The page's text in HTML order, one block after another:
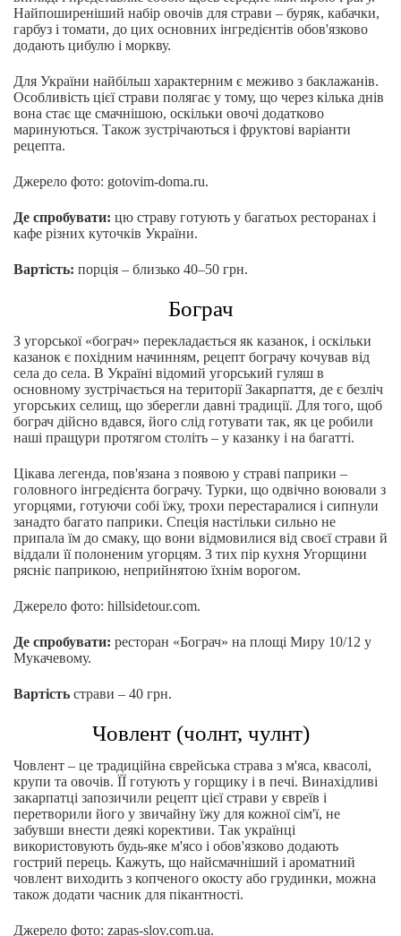
Найпоширеніший набір овочів для страви – буряк, кабачки,
гарбуз і томати, до цих основних інгредієнтів обов'язково
додають цибулю і моркву.
Для України найбільш характерним є меживо з баклажанів.
Особливість цієї страви полягає у тому, що через кілька днів
вона стає ще смачнішою, оскільки овочі додатково
маринуються. Також зустрічаються і фруктові варіанти
рецепта.
Джерело фото: gotovim-doma.ru.
Де спробувати: цю страву готують у багатьох ресторанах і
кафе різних куточків України.
Вартість: порція – близько 40–50 грн.
Бограч
З угорської «бограч» перекладається як казанок, і оскільки
казанок є похідним начинням, рецепт бограчу кочував від
села до села. В Україні відомий угорський гуляш в
основному зустрічається на території Закарпаття, де є безліч
угорських селищ, що зберегли давні традиції. Для того, щоб
бограч дійсно вдався, його слід готувати так, як це робили
наші пращури протягом століть – у казанку і на багатті.
Цікава легенда, пов'язана з появою у страві паприки –
головного інгредієнта бограчу. Турки, що одвічно воювали з
угорцями, готуючи собі їжу, трохи перестаралися і сипнули
занадто багато паприки. Спеція настільки сильно не
припала їм до смаку, що вони відмовилися від своєї страви й
віддали її полоненим угорцям. З тих пір кухня Угорщини
рясніє паприкою, неприйнятою їхнім ворогом.
Джерело фото: hillsidetour.com.
Де спробувати: ресторан «Бограч» на площі Миру 10/12 у
Мукачевому.
Вартість страви – 40 грн.
Човлент (чолнт, чулнт)
Човлент – це традиційна єврейська страва з м'яса, квасолі,
крупи та овочів. ЇЇ готують у горщику і в печі. Винахідливі
закарпатці запозичили рецепт цієї страви у євреїв і
перетворили його у звичайну їжу для кожної сім'ї, не
забувши внести деякі корективи. Так українці
використовують будь-яке м'ясо і обов'язково додають
гострий перець. Кажуть, що найсмачніший і ароматний
човлент виходить з копченого окосту або грудинки, можна
також додати часник для пікантності.
Джерело фото: zapas-slov.com.ua.